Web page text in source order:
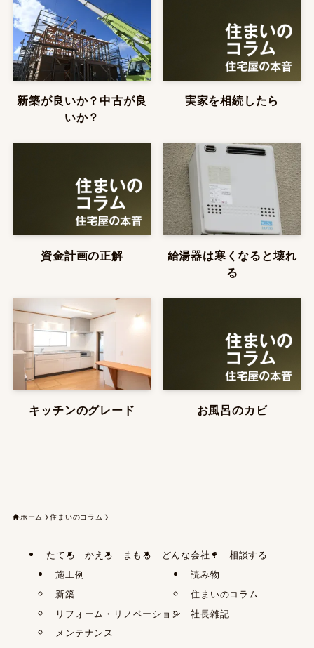
新築が良いか？中古が良
いか？
実家を相続したら
資金計画の正解
給湯器は寒くなると壊れ
る
キッチンのグレード お風呂のカビ
ホーム 住まいのコラム
たてる かえる まもる どんな会社？
相談する
施工例
新築
リフォーム・リノベーション
メンテナンス
読み物
住まいのコラム
社長雑記